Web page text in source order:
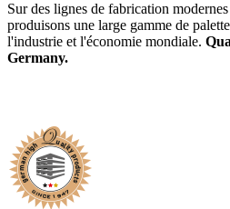
Sur des lignes de fabrication
produisons une large gamme de
l'industrie et l'économie mondiale.
Germany.